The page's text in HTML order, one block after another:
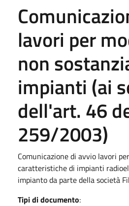
lavori per
non
impianti (ai
dell'art. 46
259/2003)
Comunicazione di avvio lavori
caratteristiche di impianti
impianto da parte della società
Tipi di documento: